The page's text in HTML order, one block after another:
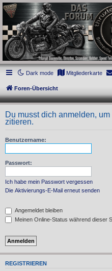
thruxton-
DAS FORUM! Alles rund um die
die New Bonneville Baureihen ab
Scrambler, Bobber, Speed Twin, Street
und Speedmaster.
Dark mode
Mitgliederkarte
Foren-Übersicht
Du musst dich anmelden,
zitieren.
Benutzername:
Passwort:
Ich habe mein Passwort vergessen
Die Aktivierungs-E-Mail erneut senden
Angemeldet bleiben
Meinen Online-Status während dieser
REGISTRIEREN